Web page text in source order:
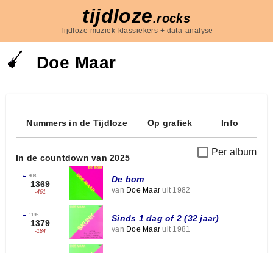
tijdloze.rocks
Tijdloze muziek-klassiekers + data-analyse
Doe Maar
Nummers in de Tijdloze Op grafiek Info
Per album
In de countdown van 2025
← 908
1369
-461
De bom
van Doe Maar uit 1982
← 1195
1379
-184
Sinds 1 dag of 2 (32 jaar)
van Doe Maar uit 1981